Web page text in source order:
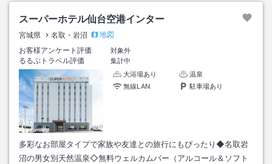
スーパーホテル仙台空港インター
宮城県 名取・岩沼
地図
お客様アンケート評価
対象外
るるぶトラベル評価
集計中
大浴場あり
温泉
無線LAN
駐車場あり
多彩なお部屋タイプで家族や友達との旅行にもぴったり◆名取岩
沼の男女別天然温泉◇無料ウェルカムバー（アルコール＆ソフト